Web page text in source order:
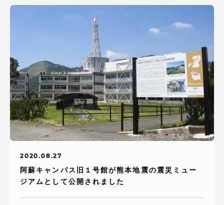
2020.08.27
阿蘇キャンパス旧１号館が熊本地震の震災ミュー
ジアムとして公開されました